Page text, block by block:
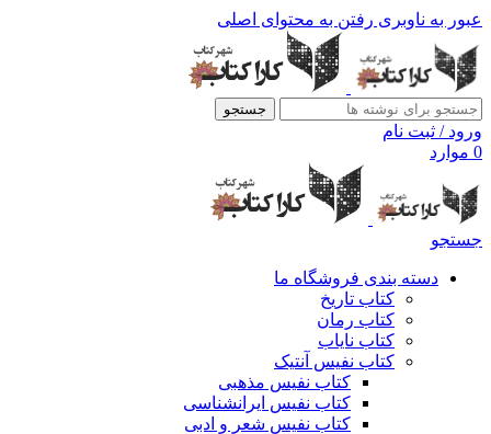
عبور به ناوبری رفتن به محتوای اصلی
جستجو
ورود / ثبت نام
0 موارد
جستجو
دسته بندی فروشگاه ما
کتاب تاریخ
کتاب رمان
کتاب نایاب
کتاب نفیس آنتیک
کتاب نفیس مذهبی
کتاب نفیس ایرانشناسی
کتاب نفیس شعر و ادبی